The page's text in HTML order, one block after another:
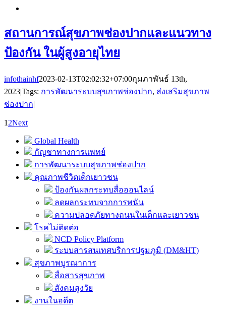
สถานการณ์สุขภาพช่องปากและแนวทาง
ป้องกัน ในผู้สูงอายุไทย
infothainhf2023-02-13T02:02:32+07:00กุมภาพันธ์ 13th,
2023|Tags: การพัฒนาระบบสุขภาพช่องปาก, ส่งเสริมสุขภาพ
ช่องปาก|
1 2Next
Global Health
กัญชาทางการแพทย์
การพัฒนาระบบสุขภาพช่องปาก
คุณภาพชีวิตเด็กเยาวชน
ป้องกันผลกระทบสื่อออนไลน์
ลดผลกระทบจากการพนัน
ความปลอดภัยทางถนนในเด็กและเยาวชน
โรคไม่ติดต่อ
NCD Policy Platform
ระบบสารสนเทศบริการปฐมภูมิ (DM&HT)
สุขภาพบูรณาการ
สื่อสารสุขภาพ
สังคมสูงวัย
งานในอดีต